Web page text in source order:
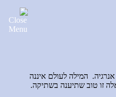
אנרגיה. המילה לעולם איננה
זו טוב שתיענה בשתיקה.